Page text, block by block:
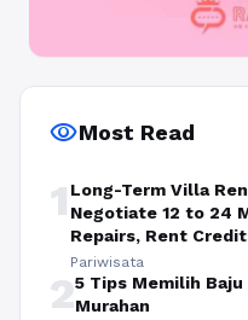
visibilityMost Read
1 Long-Term Villa
Negotiate 12 to 24
Repairs, Rent
Pariwisata
25 Tips Memilih
Murahan